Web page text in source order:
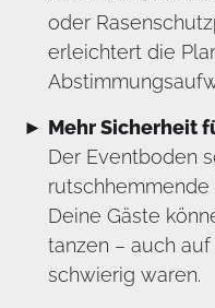
oder
erleichtert die
Mehr Sicherheit
Der Eventboden
Deine Gäste
tanzen – auch
schwierig waren.